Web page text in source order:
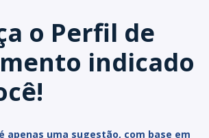
o Perfil de
indicado
apenas uma sugestão, com base em